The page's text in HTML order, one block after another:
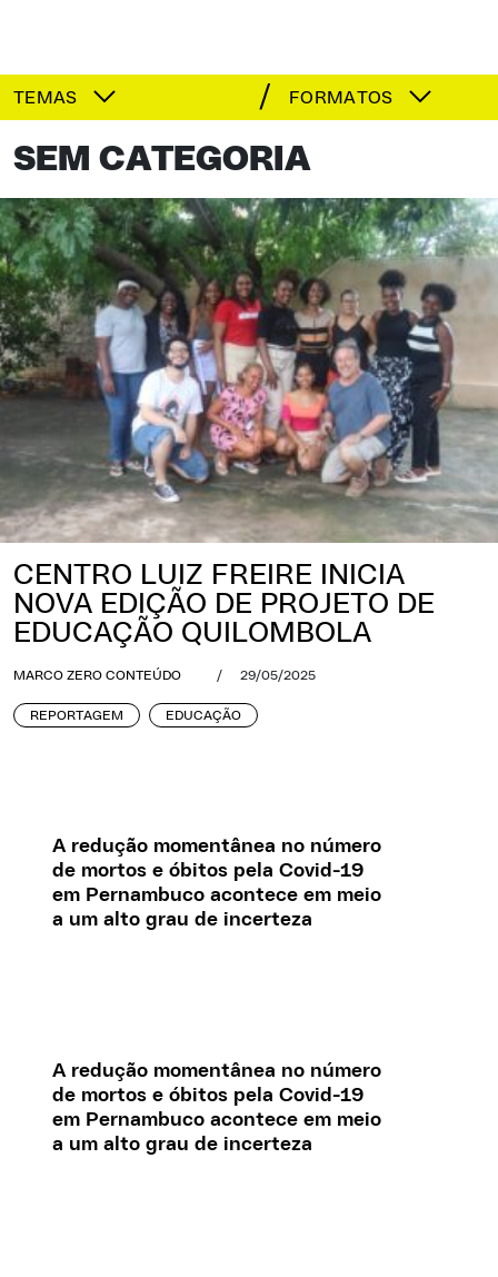
TEMAS FORMATOS
SEM CATEGORIA
CENTRO LUIZ FREIRE INICIA
NOVA EDIÇÃO DE PROJETO DE
EDUCAÇÃO QUILOMBOLA
MARCO ZERO CONTEÚDO / 29/05/2025
REPORTAGEM EDUCAÇÃO
A redução momentânea no número
de mortos e óbitos pela Covid-19
em Pernambuco acontece em meio
a um alto grau de incerteza
A redução momentânea no número
de mortos e óbitos pela Covid-19
em Pernambuco acontece em meio
a um alto grau de incerteza